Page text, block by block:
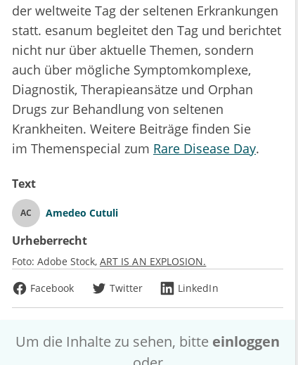
der weltweite Tag der seltenen Erkrankungen
statt. esanum begleitet den Tag und berichtet
nicht nur über aktuelle Themen, sondern
auch über mögliche Symptomkomplexe,
Diagnostik, Therapieansätze und Orphan
Drugs zur Behandlung von seltenen
Krankheiten. Weitere Beiträge finden Sie
im Themenspecial zum Rare Disease Day.
Text
AC Amedeo Cutuli
Urheberrecht
Foto: Adobe Stock ART IS AN EXPLOSION.
Facebook
Twitter LinkedIn
Um die Inhalte zu sehen, bitte einloggen